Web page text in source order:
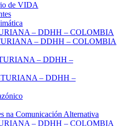
de VIDA
– DDHH – COLOMBIA
– DDHH – COLOMBIA
– DDHH –
– DDHH –
na Comunicación Alternativa
– DDHH – COLOMBIA